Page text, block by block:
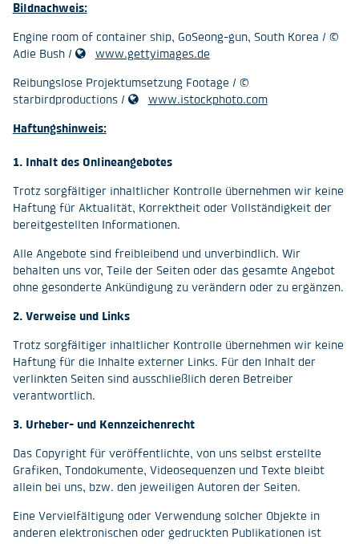
Bildnachweis:
Engine room of container ship, GoSeong-gun, South Korea / ©
Adie Bush /
www.gettyimages.de
Reibungslose Projektumsetzung Footage / ©
starbirdproductions /
www.istockphoto.com
Haftungshinweis:
1. Inhalt des Onlineangebotes
Trotz sorgfältiger inhaltlicher Kontrolle übernehmen wir keine
Haftung für Aktualität, Korrektheit oder Vollständigkeit der
bereitgestellten Informationen.
Alle Angebote sind freibleibend und unverbindlich. Wir
behalten uns vor, Teile der Seiten oder das gesamte Angebot
ohne gesonderte Ankündigung zu verändern oder zu ergänzen.
2. Verweise und Links
Trotz sorgfältiger inhaltlicher Kontrolle übernehmen wir keine
Haftung für die Inhalte externer Links. Für den Inhalt der
verlinkten Seiten sind ausschließlich deren Betreiber
verantwortlich.
3. Urheber- und Kennzeichenrecht
Das Copyright für veröffentlichte, von uns selbst erstellte
Grafiken, Tondokumente, Videosequenzen und Texte bleibt
allein bei uns, bzw. den jeweiligen Autoren der Seiten.
Eine Vervielfältigung oder Verwendung solcher Objekte in
anderen elektronischen oder gedruckten Publikationen ist